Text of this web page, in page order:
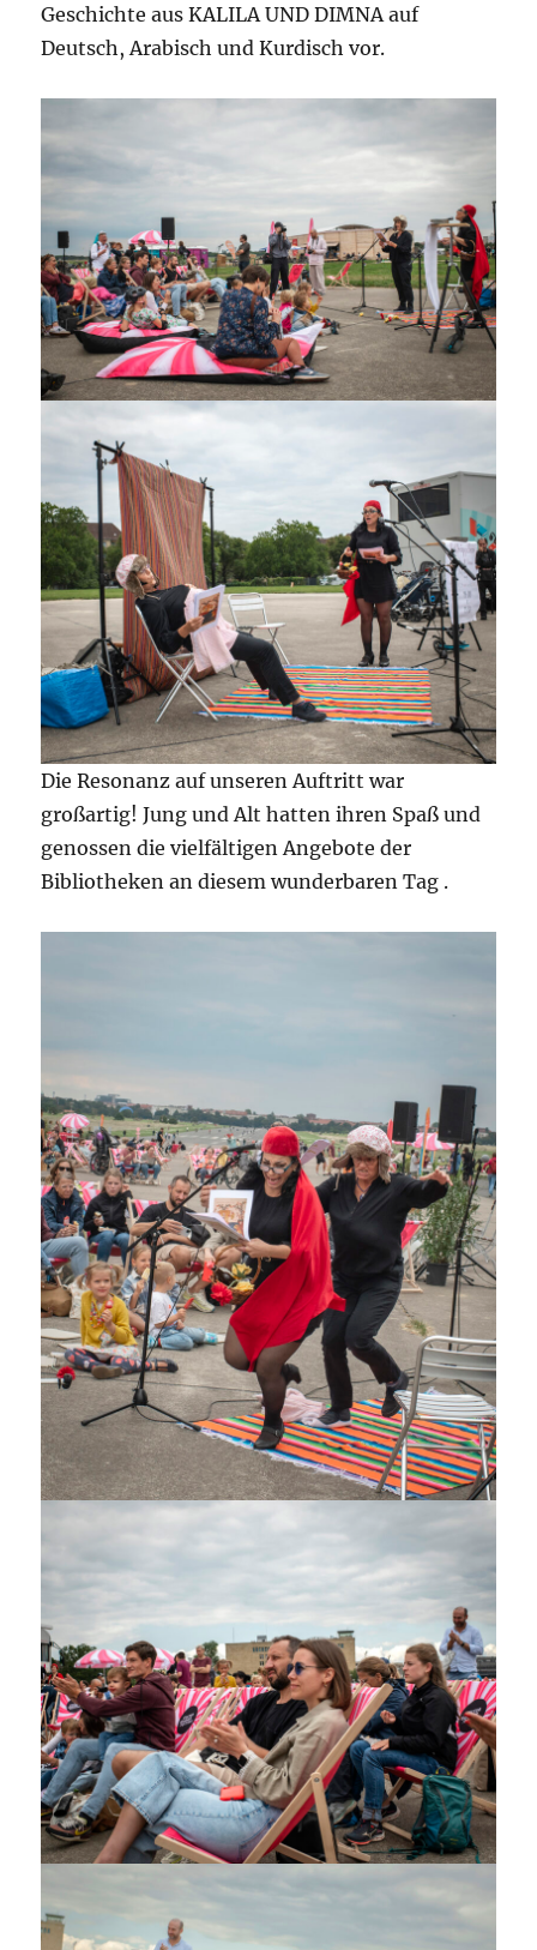
Geschichte aus KALILA UND DIMNA auf
Deutsch, Arabisch und Kurdisch vor.
Die Resonanz auf unseren Auftritt war
großartig! Jung und Alt hatten ihren Spaß und
genossen die vielfältigen Angebote der
Bibliotheken an diesem wunderbaren Tag .